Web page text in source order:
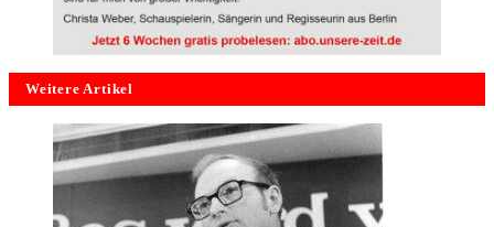
Weitere Artikel